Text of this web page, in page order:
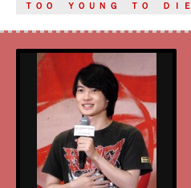
ＴＯＯ ＹＯＵＮＧ ＴＯ ＤＩＥ